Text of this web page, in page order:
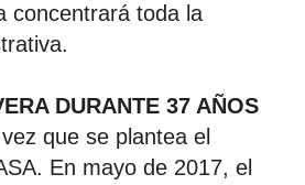
concentrará toda la
DURANTE 37 AÑOS
que se plantea el
En mayo de 2017, el